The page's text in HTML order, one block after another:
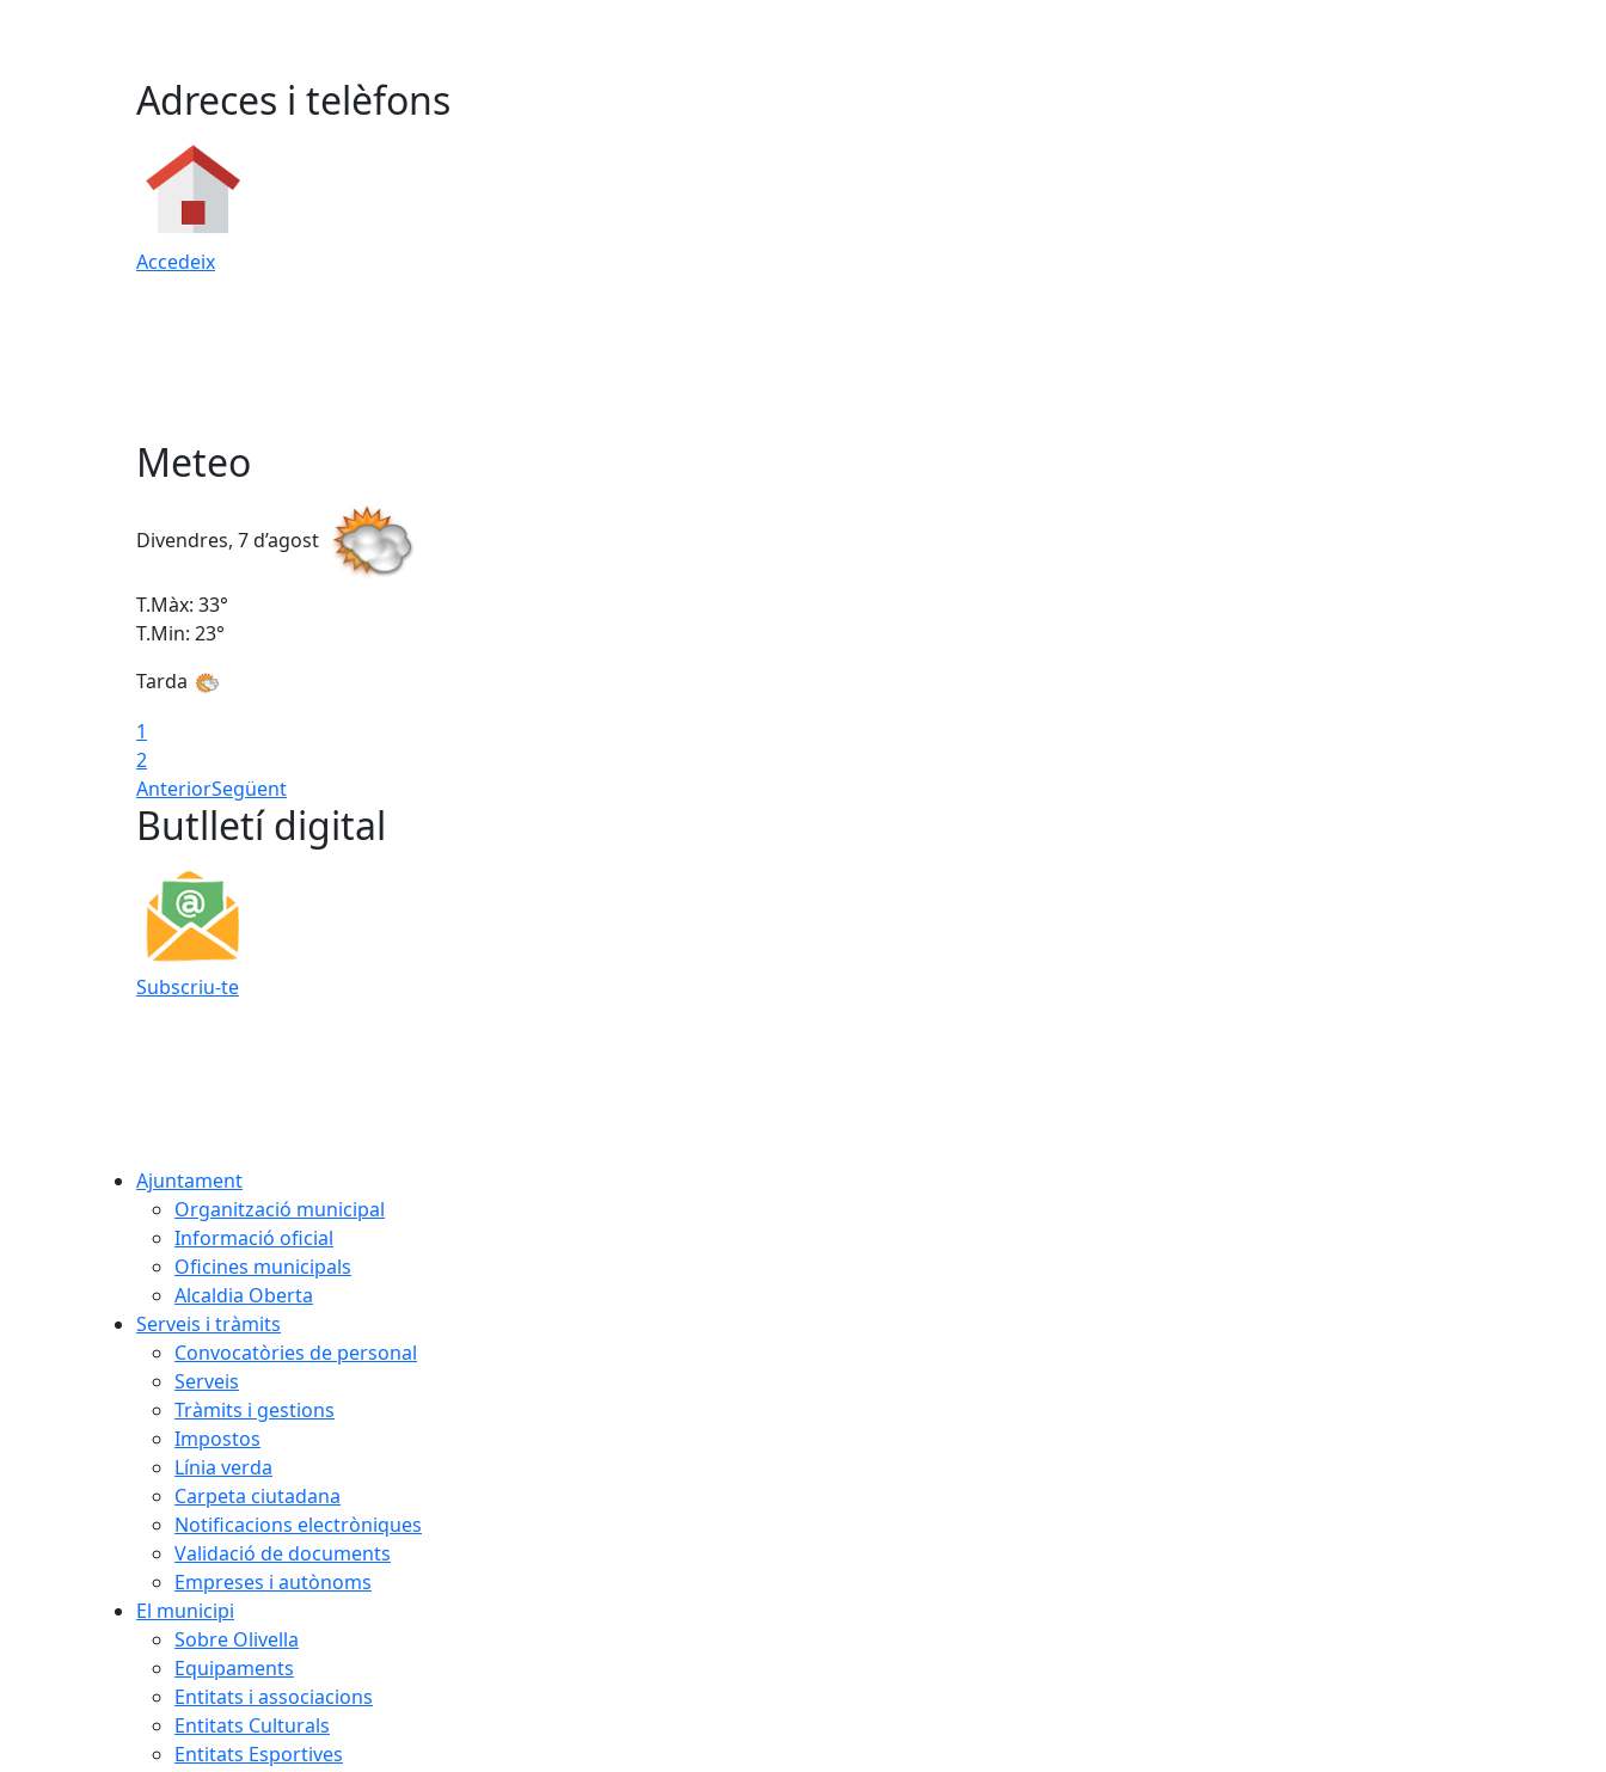
Adreces i telèfons
Accedeix
Meteo
Divendres, 7 d’agost
T.Màx: 33°
T.Min: 23°
Tarda
1
2
AnteriorSegüent
Butlletí digital
Subscriu-te
Ajuntament
Organització municipal
Informació oficial
Oficines municipals
Alcaldia Oberta
Serveis i tràmits
Convocatòries de personal
Serveis
Tràmits i gestions
Impostos
Línia verda
Carpeta ciutadana
Notificacions electròniques
Validació de documents
Empreses i autònoms
El municipi
Sobre Olivella
Equipaments
Entitats i associacions
Entitats Culturals
Entitats Esportives